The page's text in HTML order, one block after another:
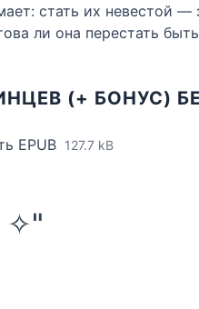
стать их невестой —
ли она перестать
(+ БОНУС)
EPUB 127.7 kB
✧"